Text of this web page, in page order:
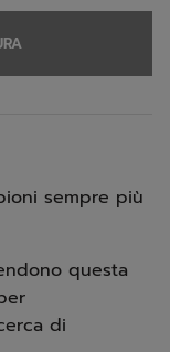
sempre più
questa
di